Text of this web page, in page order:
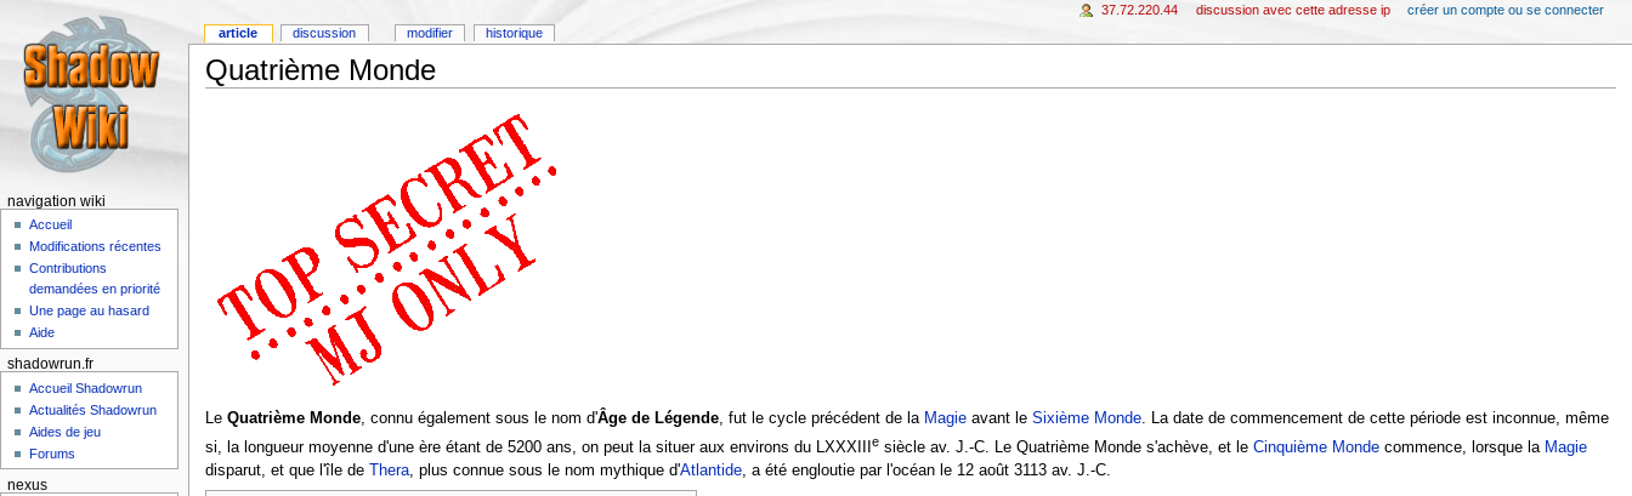
Quatrième Monde
Le Quatrième Monde, connu également sous le nom d'Âge de Légende, fut le cycle précédent de la Magieavant le Sixième Monde. La date de commencement de cette période est inconnue, même
si, la longueur moyenne d'une ère étant de 5200 ans, on peut la situer aux environs du LXXXIII
esiècle av. J.-C. Le Quatrième Monde s'achève, et le Cinquième Mondecommence, lorsque la Magie
disparut, et que l'île de
Thera, plus connue sous le nom mythique d'Atlantide, a été engloutie par l'océan le 12 août 3113 av. J.-C.
article discussion modifier historique
37.72.220.44 discussion avec cette adresse ip créer un compte ou se connecter
navigation wiki
Accueil
Modifications récentes
Contributions
demandées en priorité
Une page au hasard
Aide
shadowrun.fr
Accueil Shadowrun
Actualités Shadowrun
Aides de jeu
Forums
nexus